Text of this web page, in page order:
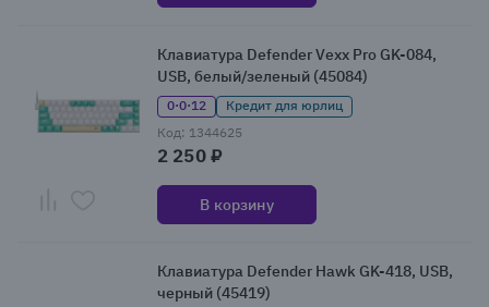
Клавиатура Defender Vexx Pro GK-084,
USB, белый/зеленый (45084)
0·0·12
Кредит для юрлиц
Код: 1344625
2 250 ₽
В корзину
Клавиатура Defender Hawk GK-418, USB,
черный (45419)